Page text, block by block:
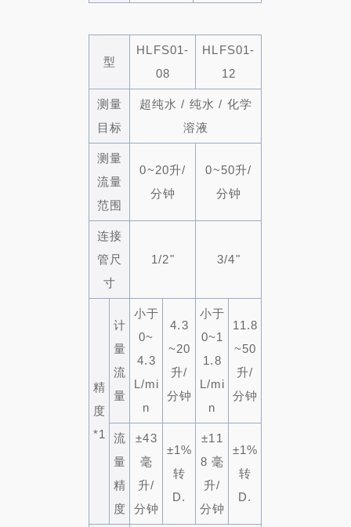
型
HLFS01-
08
HLFS01-
12
测量
目标
超纯水 / 纯水 / 化学
溶液
测量
流量
范围
0~20升/
分钟
0~50升/
分钟
连接
管尺
寸
1/2" 3/4"
精
度
*1
计
量
流
量
小于
0~
4.3
L/mi
n
4.3
~20
升/
分钟
小于
0~1
1.8
L/mi
n
11.8
~50
升/
分钟
流
量
精
度
±43
毫
升/
分钟
±1%
转
D.
±11
8 毫
升/
分钟
±1%
转
D.